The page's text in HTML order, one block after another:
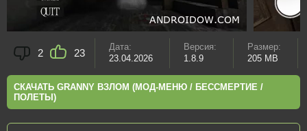
2 23
Дата:
23.04.2026
Версия:
1.8.9
Размер:
205 MB
СКАЧАТЬ GRANNY ВЗЛОМ (МОД-МЕНЮ / БЕССМЕРТИЕ /
ПОЛЕТЫ)